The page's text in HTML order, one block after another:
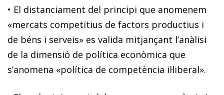
• El distanciament del principi que anomenem
«mercats competitius de factors productius i
de béns i serveis» es valida mitjançant l’anàlisi
de la dimensió de política econòmica que
s’anomena «política de competència il·liberal».